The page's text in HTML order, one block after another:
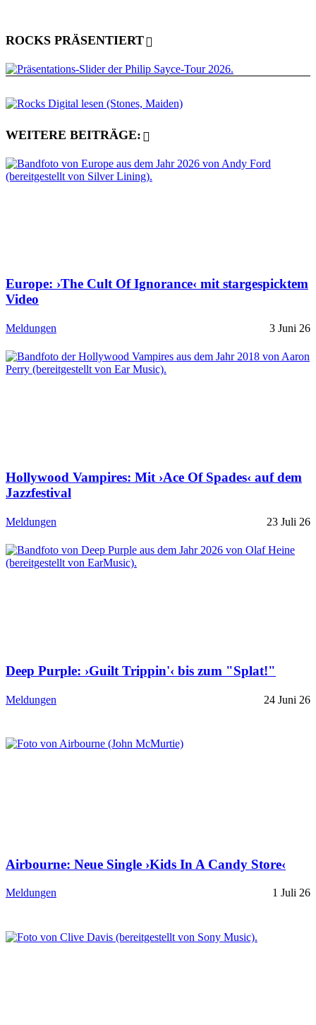
ROCKS PRÄSENTIERT
WEITERE BEITRÄGE:
Europe: ›The Cult Of Ignorance‹ mit stargespicktem
Video
Meldungen 3 Juni 26
Hollywood Vampires: Mit ›Ace Of Spades‹ auf dem
Jazzfestival
Meldungen 23 Juli 26
Deep Purple: ›Guilt Trippin'‹ bis zum "Splat!"
Meldungen 24 Juni 26
Airbourne: Neue Single ›Kids In A Candy Store‹
Meldungen 1 Juli 26